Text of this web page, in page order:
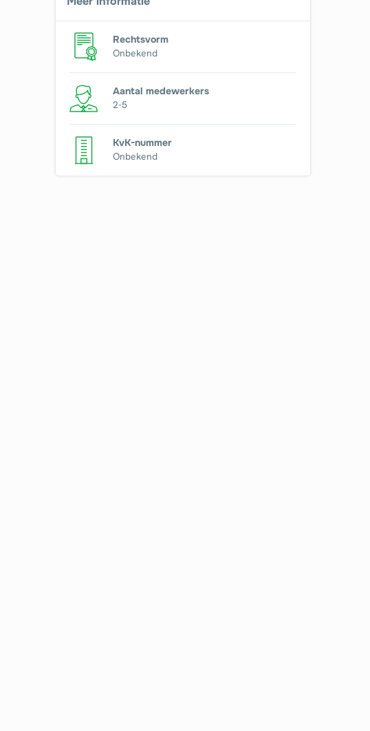
Rechtsvorm
Onbekend
Aantal medewerkers
2-5
KvK-nummer
Onbekend